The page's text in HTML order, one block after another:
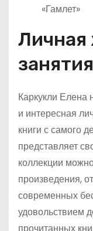
«Гамлет»
Личная
Каркукли Елена
и интересная
книги с самого
представляет
коллекции
произведения,
современных
удовольствием